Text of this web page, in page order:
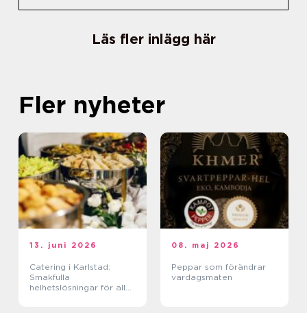
Läs fler inlägg här
Fler nyheter
13. juni 2026
Catering i Karlstad:
Smakfulla
helhetslösningar för alla
08. maj 2026
Peppar som förändrar
vardagsmaten